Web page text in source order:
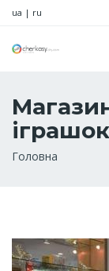
ua | ru
Рядок
Головна